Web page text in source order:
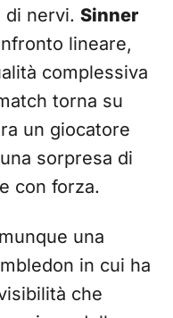
di nervi. Sinner
lineare,
complessiva
torna su
un giocatore
sorpresa di
con forza.
una
in cui ha
che